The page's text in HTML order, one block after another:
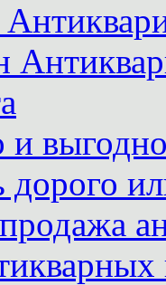
и
дорого